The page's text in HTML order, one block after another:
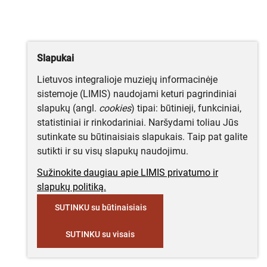
Slapukai
Lietuvos integralioje muziejų informacinėje
sistemoje (LIMIS) naudojami keturi pagrindiniai
slapukų (angl. cookies) tipai: būtinieji, funkciniai,
statistiniai ir rinkodariniai. Naršydami toliau Jūs
sutinkate su būtinaisiais slapukais. Taip pat galite
sutikti ir su visų slapukų naudojimu.
Sužinokite daugiau apie LIMIS privatumo ir
slapukų politiką.
SUTINKU su būtinaisiais
SUTINKU su visais